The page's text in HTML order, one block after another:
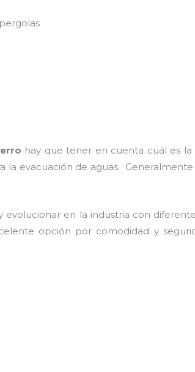
hay que tener en cuenta cuál es
la evacuación de aguas.
en la industria con
opción por comodidad y